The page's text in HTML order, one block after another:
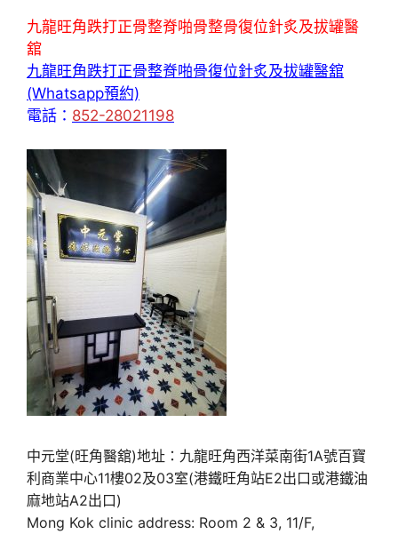
九龍旺角跌打正骨整脊啪骨整骨復位針炙及拔罐醫
舘
九龍旺角跌打正骨整脊啪骨復位針炙及拔罐醫舘
(Whatsapp預約)
電話： 852-28021198
中元堂(旺角醫舘)地址：九龍旺角西洋菜南街1A號百寶
利商業中心11樓02及03室(港鐵旺角站E2出口或港鐵油
麻地站A2出口)
Mong Kok clinic address: Room 2 & 3, 11/F,